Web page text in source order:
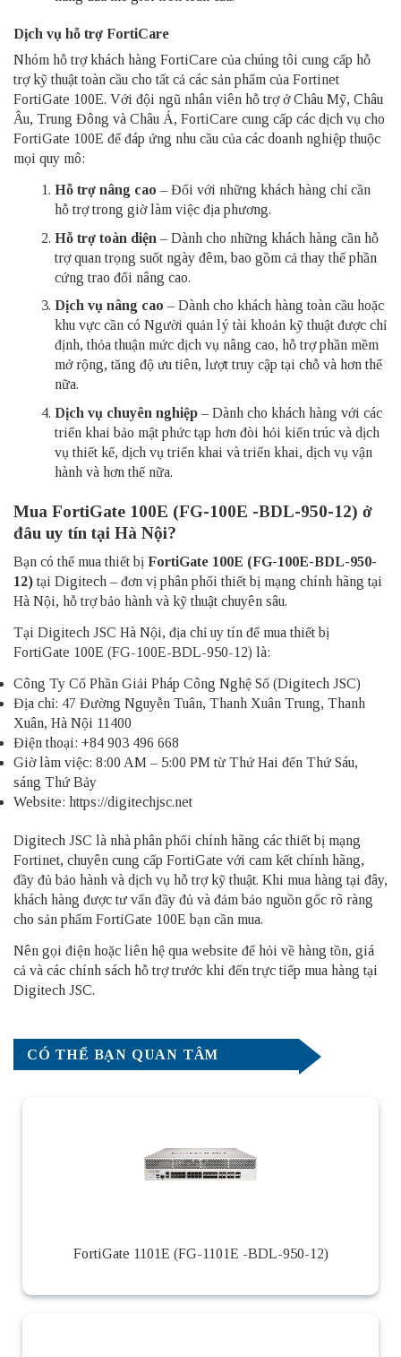
Dịch vụ hỗ trợ FortiCare
Nhóm hỗ trợ khách hàng FortiCare của chúng tôi cung cấp hỗ
trợ kỹ thuật toàn cầu cho tất cả các sản phẩm của Fortinet
FortiGate 100E. Với đội ngũ nhân viên hỗ trợ ở Châu Mỹ, Châu
Âu, Trung Đông và Châu Á, FortiCare cung cấp các dịch vụ cho
FortiGate 100E để đáp ứng nhu cầu của các doanh nghiệp thuộc
mọi quy mô:
Hỗ trợ nâng cao – Đối với những khách hàng chỉ cần
hỗ trợ trong giờ làm việc địa phương.
Hỗ trợ toàn diện – Dành cho những khách hàng cần hỗ
trợ quan trọng suốt ngày đêm, bao gồm cả thay thế phần
cứng trao đổi nâng cao.
Dịch vụ nâng cao – Dành cho khách hàng toàn cầu hoặc
khu vực cần có Người quản lý tài khoản kỹ thuật được chỉ
định, thỏa thuận mức dịch vụ nâng cao, hỗ trợ phần mềm
mở rộng, tăng độ ưu tiên, lượt truy cập tại chỗ và hơn thế
nữa.
Dịch vụ chuyên nghiệp– Dành cho khách hàng với các
triển khai bảo mật phức tạp hơn đòi hỏi kiến ​​trúc và dịch
vụ thiết kế, dịch vụ triển khai và triển khai, dịch vụ vận
hành và hơn thế nữa.
Mua FortiGate 100E (FG-100E -BDL-950-12) ở
đâu uy tín tại Hà Nội?
Bạn có thể mua thiết bị FortiGate 100E (FG-100E-BDL-950-
12)tại Digitech – đơn vị phân phối thiết bị mạng chính hãng tại
Hà Nội, hỗ trợ bảo hành và kỹ thuật chuyên sâu.
Tại Digitech JSC Hà Nội, địa chỉ uy tín để mua thiết bị
FortiGate 100E (FG-100E-BDL-950-12) là:
Công Ty Cổ Phần Giải Pháp Công Nghệ Số (Digitech JSC)
Địa chỉ: 47 Đường Nguyễn Tuân, Thanh Xuân Trung, Thanh
Xuân, Hà Nội 11400
Điện thoại: +84 903 496 668
Giờ làm việc: 8:00 AM – 5:00 PM từ Thứ Hai đến Thứ Sáu,
sáng Thứ Bảy
Website: https://digitechjsc.net
Digitech JSC là nhà phân phối chính hãng các thiết bị mạng
Fortinet, chuyên cung cấp FortiGate với cam kết chính hãng,
đầy đủ bảo hành và dịch vụ hỗ trợ kỹ thuật. Khi mua hàng tại đây,
khách hàng được tư vấn đầy đủ và đảm bảo nguồn gốc rõ ràng
cho sản phẩm FortiGate 100E bạn cần mua.
Nên gọi điện hoặc liên hệ qua website để hỏi về hàng tồn, giá
cả và các chính sách hỗ trợ trước khi đến trực tiếp mua hàng tại
Digitech JSC.
CÓ THỂ BẠN QUAN TÂM
FortiGate 1101E (FG-1101E -BDL-950-12)